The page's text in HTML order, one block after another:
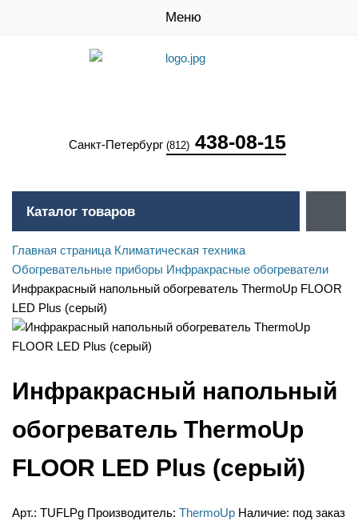
Меню
Санкт-Петербург (812) 438-08-15
Каталог товаров
Главная страница Климатическая техника
Обогревательные приборы Инфракрасные обогреватели
Инфракрасный напольный обогреватель ThermoUp FLOOR
LED Plus (серый)
Инфракрасный напольный
обогреватель ThermoUp
FLOOR LED Plus (серый)
Арт.: TUFLPg Производитель: ThermoUp Наличие: под заказ